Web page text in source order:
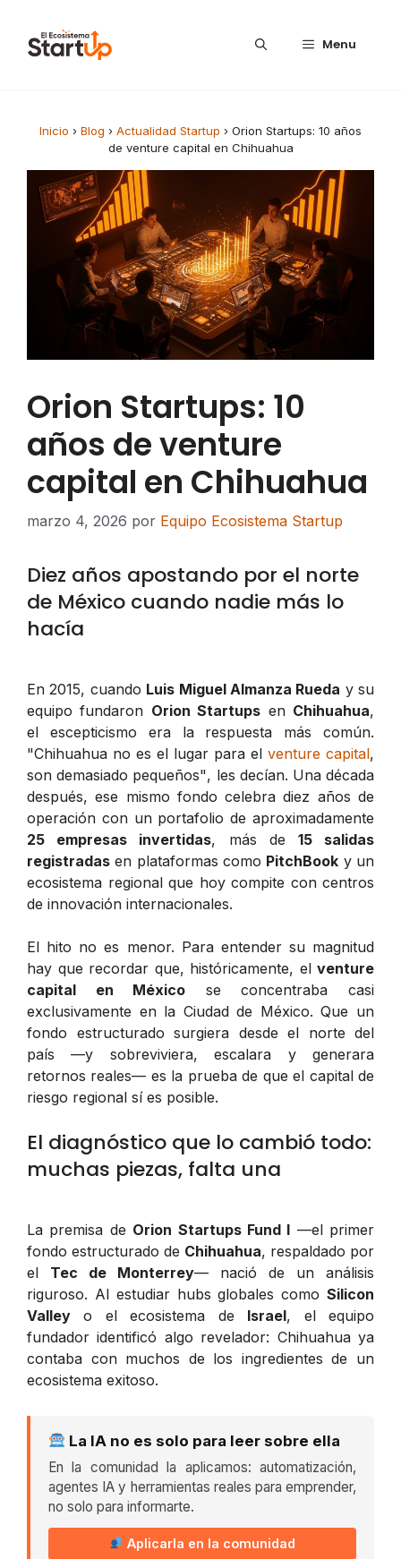
Menu
Inicio › Blog › Actualidad Startup › Orion Startups: 10 años
de venture capital en Chihuahua
Orion Startups: 10
años de venture
capital en Chihuahua
marzo 4, 2026 por Equipo Ecosistema Startup
Diez años apostando por el norte
de México cuando nadie más lo
hacía
En 2015, cuando Luis Miguel Almanza Rueda y su
equipo fundaron Orion Startups en Chihuahua,
el escepticismo era la respuesta más común.
"Chihuahua no es el lugar para el venture capital,
son demasiado pequeños", les decían. Una década
después, ese mismo fondo celebra diez años de
operación con un portafolio de aproximadamente
25 empresas invertidas, más de 15 salidas
registradas en plataformas como PitchBook y un
ecosistema regional que hoy compite con centros
de innovación internacionales.
El hito no es menor. Para entender su magnitud
hay que recordar que, históricamente, el venture
capital en México se concentraba casi
exclusivamente en la Ciudad de México. Que un
fondo estructurado surgiera desde el norte del
país —y sobreviviera, escalara y generara
retornos reales— es la prueba de que el capital de
riesgo regional sí es posible.
El diagnóstico que lo cambió todo:
muchas piezas, falta una
La premisa de Orion Startups Fund I —el primer
fondo estructurado de Chihuahua, respaldado por
el Tec de Monterrey— nació de un análisis
riguroso. Al estudiar hubs globales como Silicon
Valley o el ecosistema de Israel, el equipo
fundador identificó algo revelador: Chihuahua ya
contaba con muchos de los ingredientes de un
ecosistema exitoso.
La IA no es solo para leer sobre ella
En la comunidad la aplicamos: automatización,
agentes IA y herramientas reales para emprender,
no solo para informarte.
Aplicarla en la comunidad